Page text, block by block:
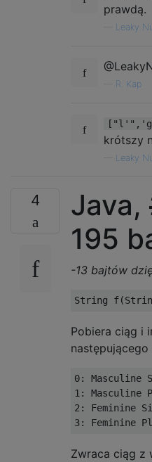
prawdą.
Leaky
R. Kap
krótszy
Leaky
4 Java,
195
-13 bajtów
Pobiera ciąg i
następującego
0: Masculine
1: Masculine
2: Feminine
Zwraca ciąg z